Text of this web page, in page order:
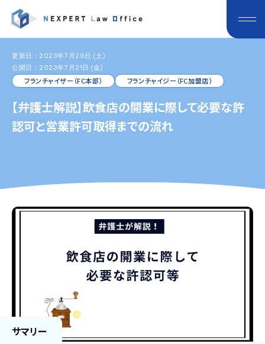
更新日：2023年7月29日 (土)
公開日：2023年7月21日 (金)
フランチャイザー（FC本部）
フランチャイジー（FC加盟店）
【弁護士解説】飲食店の開業に際して必要な許
認可と営業許可取得までの流れ
サマリー